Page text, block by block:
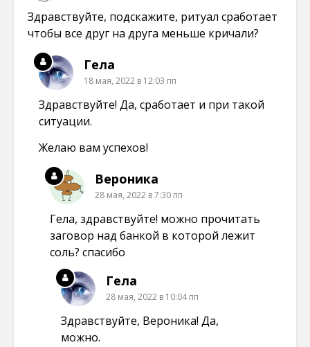
Здравствуйте, подскажите, ритуал сработает
чтобы все друг на друга меньше кричали?
Гела
18 мая, 2022 в 12:03 пп
Здравствуйте! Да, сработает и при такой
ситуации.
Желаю вам успехов!
Вероника
28 мая, 2022 в 7:30 пп
Гела, здравствуйте! можно прочитать
заговор над банкой в которой лежит
соль? спасибо
Гела
28 мая, 2022 в 10:04 пп
Здравствуйте, Вероника! Да,
можно.